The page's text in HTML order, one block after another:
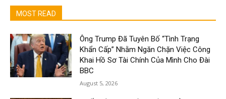
MOST READ
Ông Trump Đã Tuyên Bố “Tình Trạng
Khẩn Cấp” Nhằm Ngăn Chặn Việc Công
Khai Hồ Sơ Tài Chính Của Mình Cho Đài
BBC
August 5, 2026